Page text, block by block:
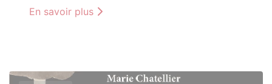
En savoir plus